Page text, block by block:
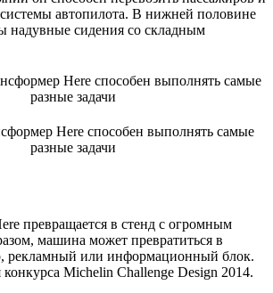
автопилота. В нижней половине
надувные сидения со складным
Here способен выполнять самые
разные задачи
превращается в стенд с огромным
машина может превратиться в
рекламный или информационный блок.
Michelin Challenge Design 2014.